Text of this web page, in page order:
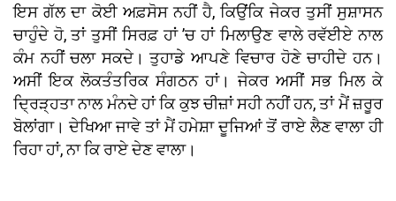
ਇਸ ਗੱਲ ਦਾ ਕੋਈ ਅਫ਼ਸੋਸ ਨਹੀਂ ਹੈ, ਕਿਉਂਕਿ ਜੇਕਰ ਤੁਸੀਂ ਸੁਸ਼ਾਸਨ
ਚਾਹੁੰਦੇ ਹੋ, ਤਾਂ ਤੁਸੀਂ ਸਿਰਫ਼ ਹਾਂ ’ਚ ਹਾਂ ਮਿਲਾਉਣ ਵਾਲੇ ਰਵੱਈਏ ਨਾਲ
ਕੰਮ ਨਹੀਂ ਚਲਾ ਸਕਦੇ। ਤੁਹਾਡੇ ਆਪਣੇ ਵਿਚਾਰ ਹੋਣੇ ਚਾਹੀਦੇ ਹਨ।
ਅਸੀਂ ਇਕ ਲੋਕਤੰਤਰਿਕ ਸੰਗਠਨ ਹਾਂ। ਜੇਕਰ ਅਸੀਂ ਸਭ ਮਿਲ ਕੇ
ਦ੍ਰਿੜ੍ਹਤਾ ਨਾਲ ਮੰਨਦੇ ਹਾਂ ਕਿ ਕੁਝ ਚੀਜ਼ਾਂ ਸਹੀ ਨਹੀਂ ਹਨ, ਤਾਂ ਮੈਂ ਜ਼ਰੂਰ
ਬੋਲਾਂਗਾ। ਦੇਖਿਆ ਜਾਵੇ ਤਾਂ ਮੈਂ ਹਮੇਸ਼ਾ ਦੂਜਿਆਂ ਤੋਂ ਰਾਏ ਲੈਣ ਵਾਲਾ ਹੀ
ਰਿਹਾ ਹਾਂ, ਨਾ ਕਿ ਰਾਏ ਦੇਣ ਵਾਲਾ।